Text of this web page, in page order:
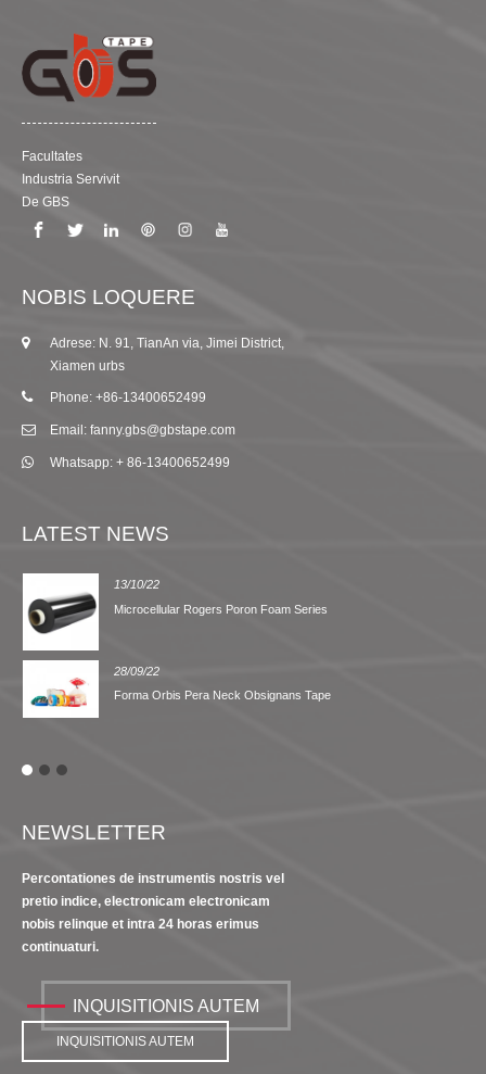
Facultates
Industria Servivit
De GBS
NOBIS LOQUERE
Adrese: N. 91, TianAn via, Jimei District,
Xiamen urbs
Phone: +86-13400652499
Email: fanny.gbs@gbstape.com
Whatsapp: + 86-13400652499
LATEST NEWS
13/10/22
Microcellular Rogers Poron Foam Series
28/09/22
Forma Orbis Pera Neck Obsignans Tape
NEWSLETTER
Percontationes de instrumentis nostris vel
pretio indice, electronicam electronicam
nobis relinque et intra 24 horas erimus
continuaturi.
INQUISITIONIS AUTEM
INQUISITIONIS AUTEM